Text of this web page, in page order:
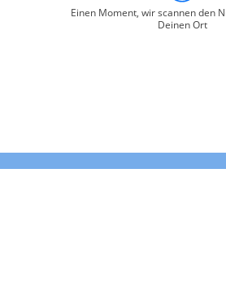
Einen Moment, wir scannen den
Deinen Ort